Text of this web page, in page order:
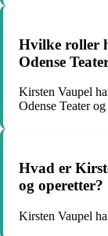
Hvilke roller
Odense
Kirsten Vaupel
Odense Teater
Hvad er
og operetter?
Kirsten Vaupel